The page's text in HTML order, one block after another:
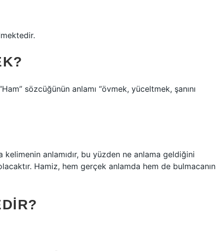
sözcüğünün anlamı “övmek, yüceltmek, şanını
kelimenin anlamıdır, bu yüzden ne anlama geldiğini
Hamiz, hem gerçek anlamda hem de bulmacanın